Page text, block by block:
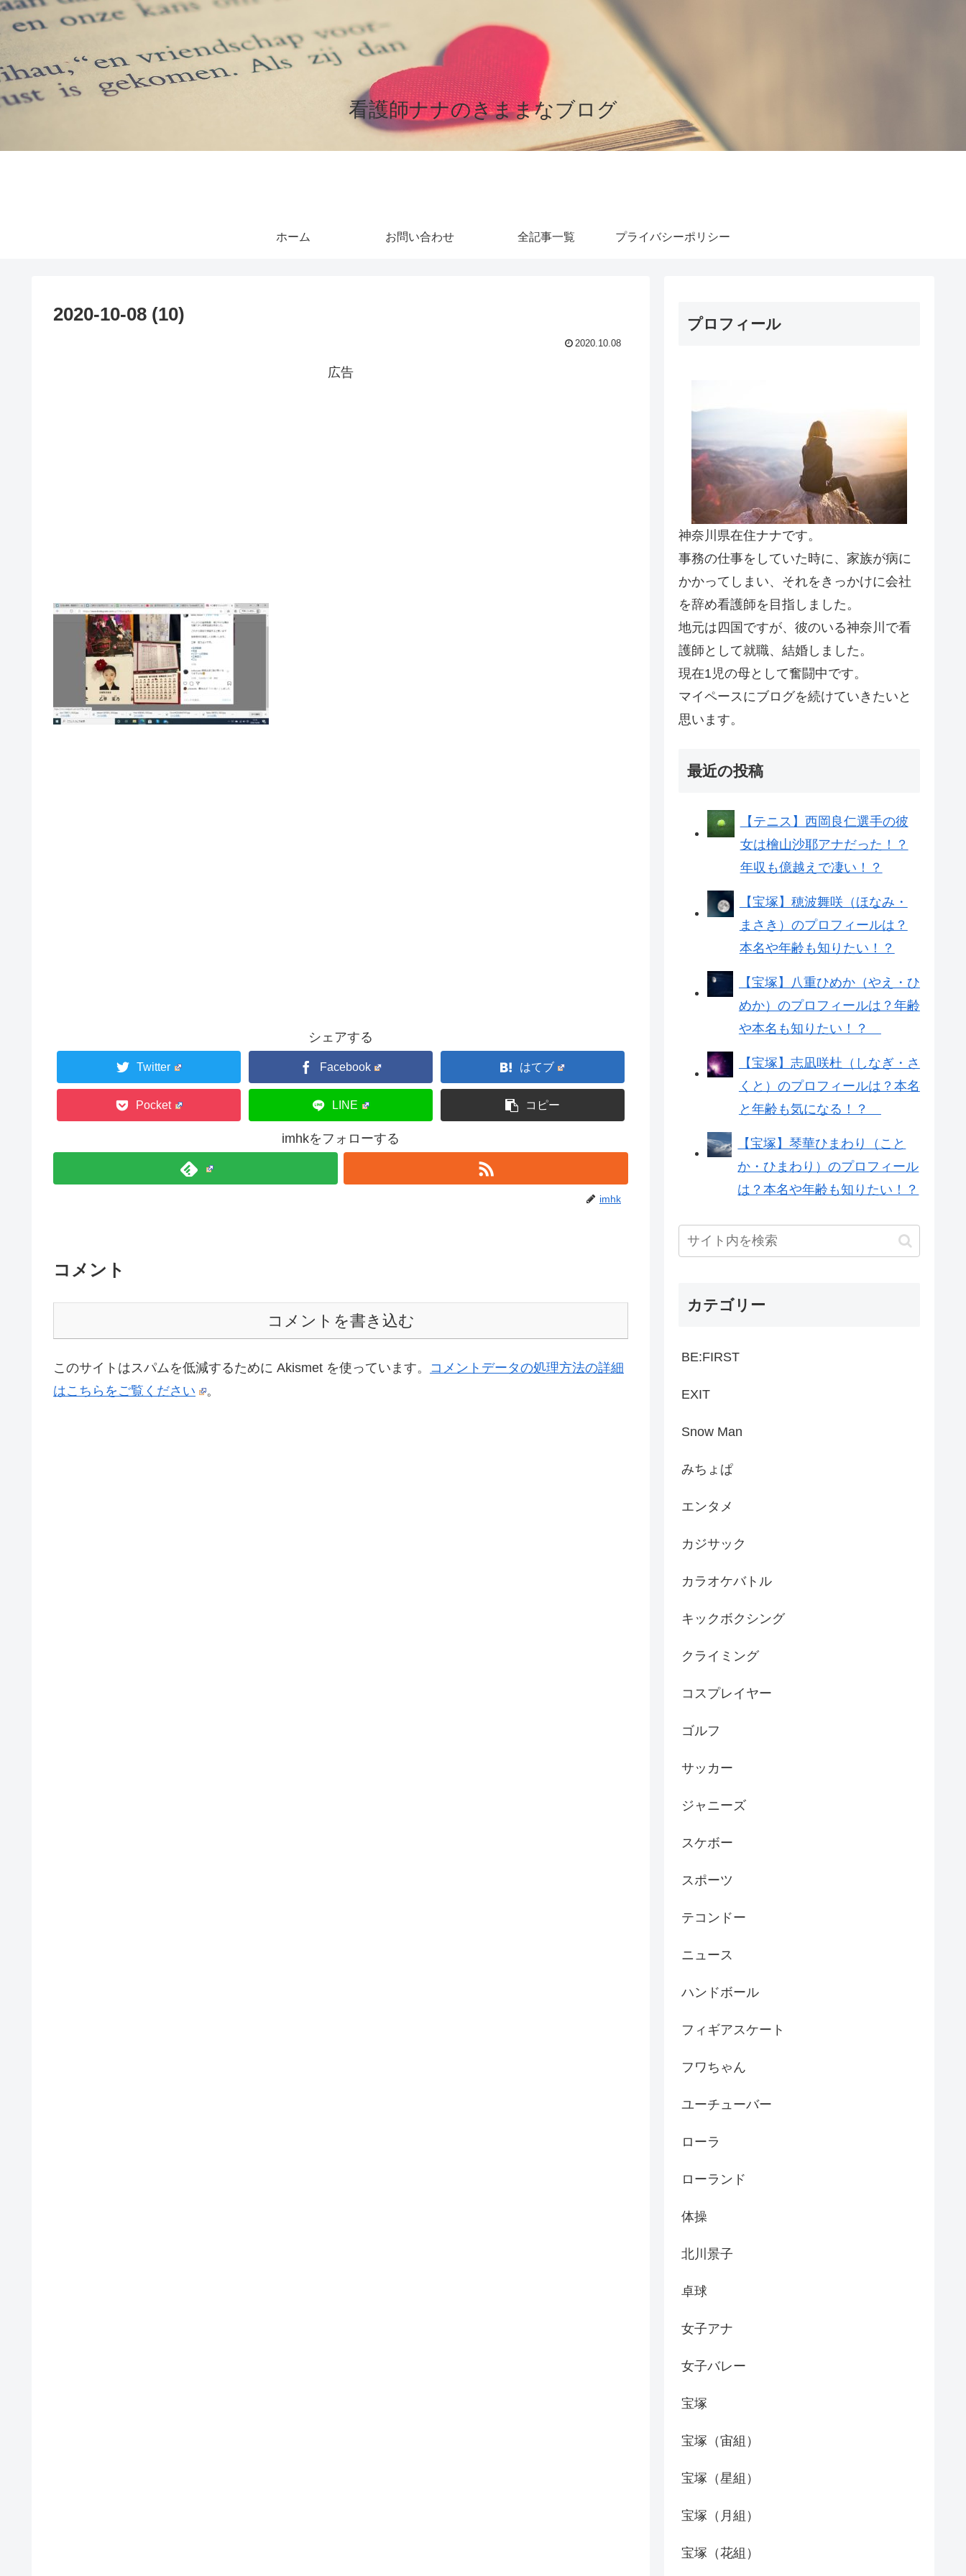
看護師ナナのきままなブログ
ホーム お問い合わせ 全記事一覧 プライバシーポリシー
2020-10-08 (10)
2020.10.08
広告
シェアする
Twitter Facebook はてブ
Pocket LINE コピー
imhkをフォローする
imhk
コメント
コメントを書き込む
このサイトはスパムを低減するために Akismet を使っています。 コメントデータの処理方法の詳細
はこちらをご覧ください
。
プロフィール
神奈川県在住ナナです。
事務の仕事をしていた時に、家族が病に
かかってしまい、それをきっかけに会社
を辞め看護師を目指しました。
地元は四国ですが、彼のいる神奈川で看
護師として就職、結婚しました。
現在1児の母として奮闘中です。
マイペースにブログを続けていきたいと
思います。
最近の投稿
【テニス】西岡良仁選手の彼
女は檜山沙耶アナだった！？
年収も億越えで凄い！？
【宝塚】穂波舞咲（ほなみ・
まさき）のプロフィールは？
本名や年齢も知りたい！？
【宝塚】八重ひめか（やえ・ひ
めか）のプロフィールは？年齢
や本名も知りたい！？
【宝塚】志凪咲杜（しなぎ・さ
くと）のプロフィールは？本名
と年齢も気になる！？
【宝塚】琴華ひまわり（こと
か・ひまわり）のプロフィール
は？本名や年齢も知りたい！？
カテゴリー
BE:FIRST
EXIT
Snow Man
みちょぱ
エンタメ
カジサック
カラオケバトル
キックボクシング
クライミング
コスプレイヤー
ゴルフ
サッカー
ジャニーズ
スケボー
スポーツ
テコンドー
ニュース
ハンドボール
フィギアスケート
フワちゃん
ユーチューバー
ローラ
ローランド
体操
北川景子
卓球
女子アナ
女子バレー
宝塚
宝塚（宙組）
宝塚（星組）
宝塚（月組）
宝塚（花組）